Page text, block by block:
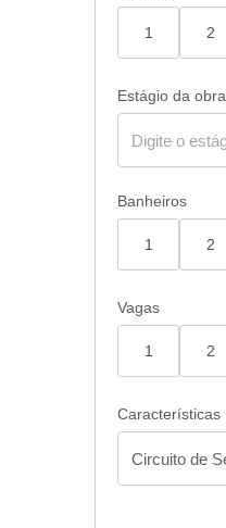
1 2
Estágio da obra
Banheiros
1 2
Vagas
1 2
Características